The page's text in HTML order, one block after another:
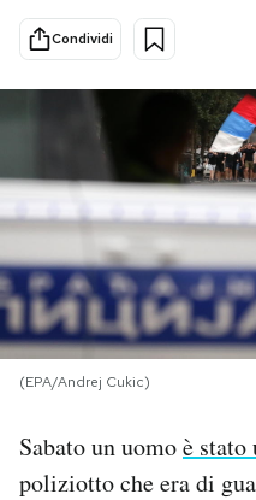
Sport
PODCAST
NEWSLETTER
I MIEI PREFERITI
SHOP
CALENDARIO
Condividi
(EPA/Andrej Cukic)
Sabato un uomoè stato
poliziotto che era di